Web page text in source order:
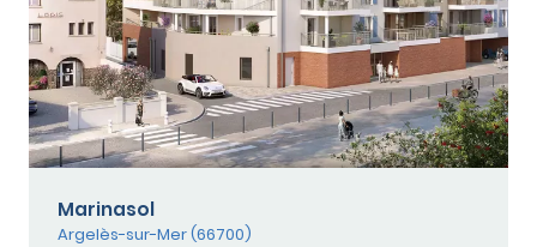
Marinasol
Argelès-sur-Mer (66700)